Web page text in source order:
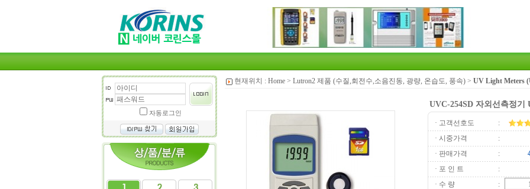
자동로그인
현재위치 : Home > Lutron2 제품 (수질,회전수,소음진동, 광량, 온습도, 풍속) > UV Light Meters
UVC-254SD 자외선측정기
· 고객선호도
:
· 시중가격
:
· 판매가격
:
· 포 인 트
:
· 수 량
: